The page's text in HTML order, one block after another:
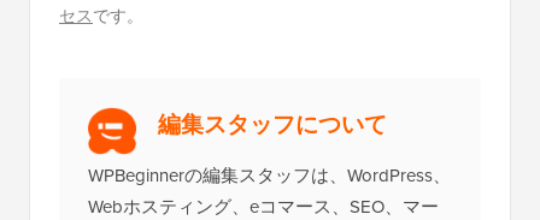
セスです。
編集スタッフについて
WPBeginnerの編集スタッフは、WordPress、
Webホスティング、eコマース、SEO、マー